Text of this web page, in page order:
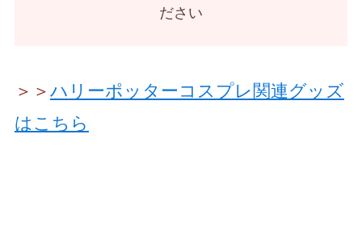
ださい
＞＞ ハリーポッターコスプレ関連グッズ
はこちら